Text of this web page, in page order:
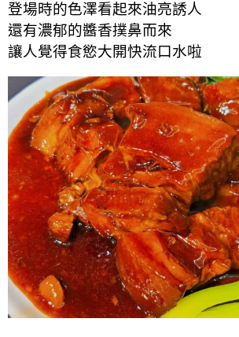
登場時的色澤看起來油亮誘人
還有濃郁的醬香撲鼻而來
讓人覺得食慾大開快流口水啦